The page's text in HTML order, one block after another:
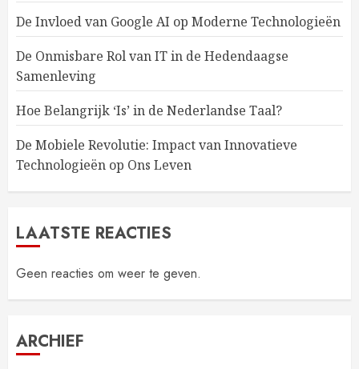
De Invloed van Google AI op Moderne Technologieën
De Onmisbare Rol van IT in de Hedendaagse
Samenleving
Hoe Belangrijk ‘Is’ in de Nederlandse Taal?
De Mobiele Revolutie: Impact van Innovatieve
Technologieën op Ons Leven
LAATSTE REACTIES
Geen reacties om weer te geven.
ARCHIEF